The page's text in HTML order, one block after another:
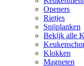
Openers
Rietjes
Snijplanken
Bekijk alle
Klokken
Magneten